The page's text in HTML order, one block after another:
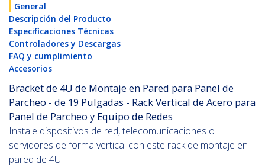
General
Descripción del Producto
Especificaciones Técnicas
Controladores y Descargas
FAQ y cumplimiento
Accesorios
Bracket de 4U de Montaje en Pared para Panel de
Parcheo - de 19 Pulgadas - Rack Vertical de Acero para
Panel de Parcheo y Equipo de Redes
Instale dispositivos de red, telecomunicaciones o
servidores de forma vertical con este rack de montaje en
pared de 4U